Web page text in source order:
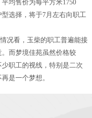
均售价为每平方米1750
选择，将于7月左右向职工
况看，玉柴的职工普遍能接
而梦境佳苑虽然价格较
职工的视线，特别是二次
是一个梦想。